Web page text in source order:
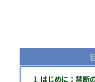
はじめに：禁断